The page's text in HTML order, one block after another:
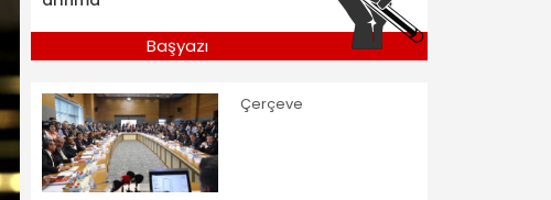
Başyazı
Çerçeve